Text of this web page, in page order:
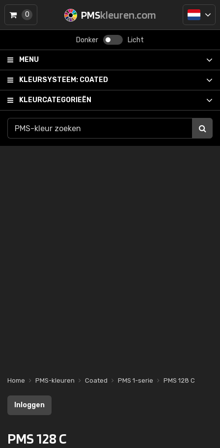
PMSkleuren.com
Donker Licht
MENU
KLEURSYSTEEM: COATED
KLEURCATEGORIEËN
0
Home PMS-kleuren Coated PMS 1-serie PMS 128 C
Inloggen
PMS 128 C